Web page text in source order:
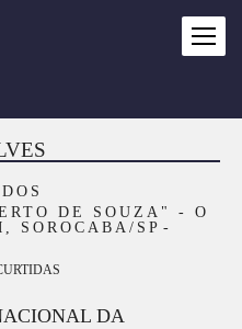
DE SOUZA" - O
SOROCABA/SP
DA